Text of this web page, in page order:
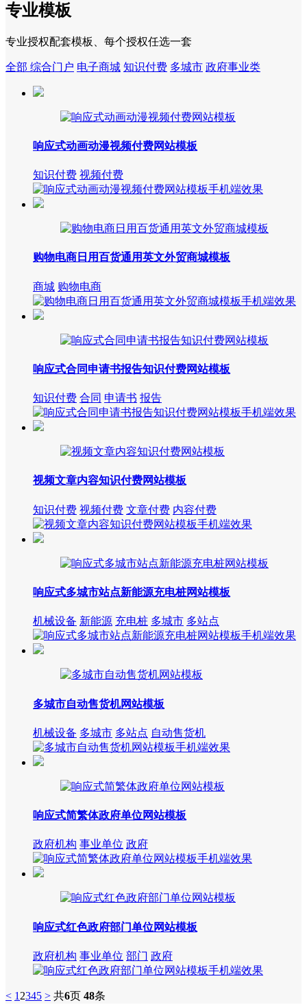
专业模板
专业授权配套模板、每个授权任选一套
全部 综合门户 电子商城 知识付费 多城市 政府事业类
响应式动画动漫视频付费网站模板
知识付费 视频付费
购物电商日用百货通用英文外贸商城模板
商城 购物电商
响应式合同申请书报告知识付费网站模板
知识付费 合同 申请书 报告
视频文章内容知识付费网站模板
知识付费 视频付费 文章付费 内容付费
响应式多城市站点新能源充电桩网站模板
机械设备 新能源 充电桩 多城市 多站点
多城市自动售货机网站模板
机械设备 多城市 多站点 自动售货机
响应式简繁体政府单位网站模板
政府机构 事业单位 政府
响应式红色政府部门单位网站模板
政府机构 事业单位 部门 政府
< 1 2345 > 共6页 48条